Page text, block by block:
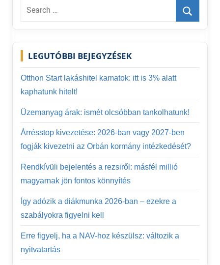
Search
Search
LEGUTÓBBI BEJEGYZÉSEK
Otthon Start lakáshitel kamatok: itt is 3% alatt
kaphatunk hitelt!
Üzemanyag árak: ismét olcsóbban tankolhatunk!
Árrésstop kivezetése: 2026-ban vagy 2027-ben
fogják kivezetni az Orbán kormány intézkedését?
Rendkívüli bejelentés a rezsiről: másfél millió
magyarnak jön fontos könnyítés
Így adózik a diákmunka 2026-ban – ezekre a
szabályokra figyelni kell
Erre figyelj, ha a NAV-hoz készülsz: változik a
nyitvatartás